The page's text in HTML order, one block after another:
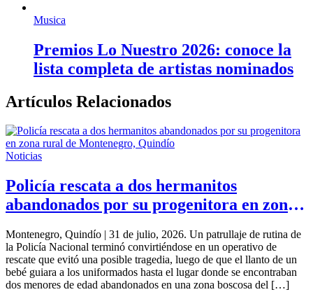
Musica
Premios Lo Nuestro 2026: conoce la
lista completa de artistas nominados
Artículos Relacionados
Noticias
Policía rescata a dos hermanitos
abandonados por su progenitora en zona
Montenegro, Quindío | 31 de julio, 2026. Un patrullaje de rutina de
la Policía Nacional terminó convirtiéndose en un operativo de
rescate que evitó una posible tragedia, luego de que el llanto de un
bebé guiara a los uniformados hasta el lugar donde se encontraban
dos menores de edad abandonados en una zona boscosa del […]